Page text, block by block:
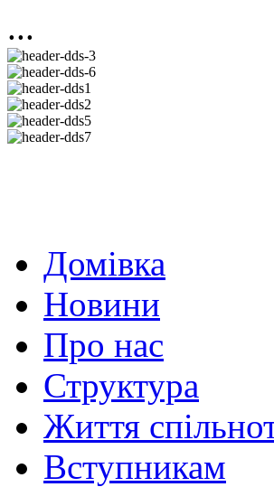
...
Домівка
Новини
Про нас
Структура
Життя
Вступникам